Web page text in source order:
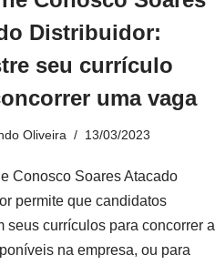
Distribuidor:
seu currículo
uma vaga
Oliveira 13/03/2023
Conosco Soares Atacado
permite que candidatos
seus currículos para concorrer a
na empresa, ou para